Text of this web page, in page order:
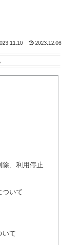
2023.12.06
、利用停止
ついて
いて